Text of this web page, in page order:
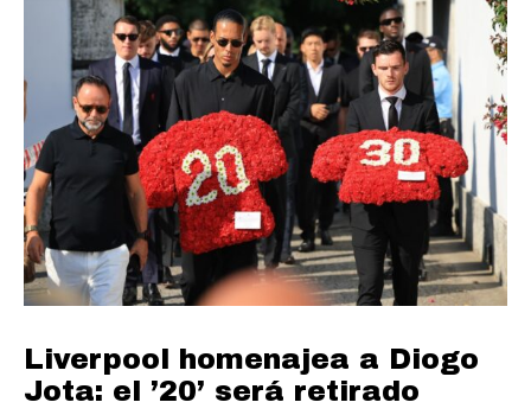
Liverpool homenajea a Diogo
Jota: el ’20’ será retirado